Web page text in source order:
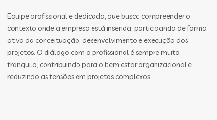
Equipe profissional e dedicada, que busca compreender o
contexto onde a empresa está inserida, participando de forma
ativa da conceituação, desenvolvimento e execução dos
projetos. O diálogo com o profissional é sempre muito
tranquilo, contribuindo para o bem estar organizacional e
reduzindo as tensões em projetos complexos.